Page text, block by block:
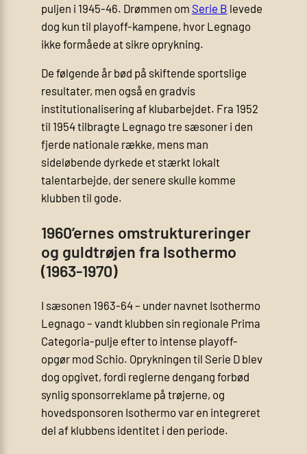
puljen i 1945-46. Drømmen om Serie B levede
dog kun til playoff-kampene, hvor Legnago
ikke formåede at sikre oprykning.
De følgende år bød på skiftende sportslige
resultater, men også en gradvis
institutionalisering af klubarbejdet. Fra 1952
til 1954 tilbragte Legnago tre sæsoner i den
fjerde nationale række, mens man
sideløbende dyrkede et stærkt lokalt
talentarbejde, der senere skulle komme
klubben til gode.
1960’ernes omstruktureringer
og guldtrøjen fra Isothermo
(1963-1970)
I sæsonen 1963-64 – under navnet Isothermo
Legnago – vandt klubben sin regionale Prima
Categoria-pulje efter to intense playoff-
opgør mod Schio. Oprykningen til Serie D blev
dog opgivet, fordi reglerne dengang forbød
synlig sponsorreklame på trøjerne, og
hovedsponsoren Isothermo var en integreret
del af klubbens identitet i den periode.